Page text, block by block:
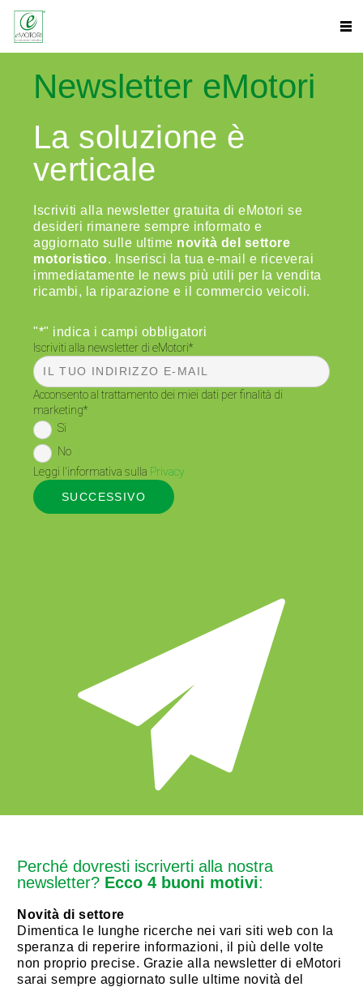
Newsletter eMotori
La soluzione è
verticale
Iscriviti alla newsletter gratuita di eMotori se
desideri rimanere sempre informato e
aggiornato sulle ultime novità del settore
motoristico. Inserisci la tua e-mail e riceverai
immediatamente le news più utili per la vendita
ricambi, la riparazione e il commercio veicoli.
"*" indica i campi obbligatori
Iscriviti alla newsletter di eMotori*
Acconsento al trattamento dei miei dati per finalità di
marketing*
Si
No
Leggi l'informativa sulla Privacy
Perché dovresti iscriverti alla nostra
newsletter? Ecco 4 buoni motivi:
Novità di settore
Dimentica le lunghe ricerche nei vari siti web con la
speranza di reperire informazioni, il più delle volte
non proprio precise. Grazie alla newsletter di eMotori
sarai sempre aggiornato sulle ultime novità del